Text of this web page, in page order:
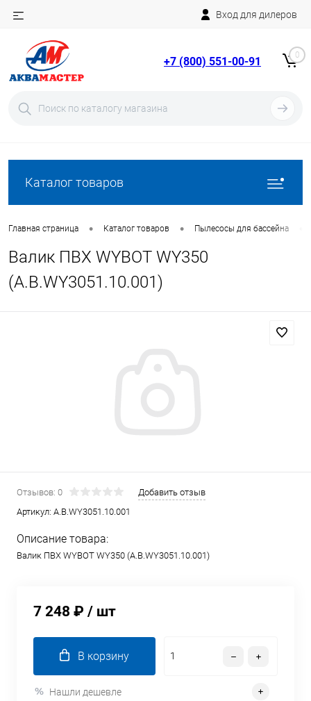
Вход для дилеров
+7 (800) 551-00-91 0
Каталог товаров
Главная страница • Каталог товаров • Пылесосы для бассейна
Валик ПВХ WYBOT WY350
(A.B.WY3051.10.001)
Отзывов: 0
Добавить отзыв
Артикул: A.B.WY3051.10.001
Описание товара:
Валик ПВХ WYBOT WY350 (A.B.WY3051.10.001)
7 248 ₽ / шт
В корзину
Нашли дешевле